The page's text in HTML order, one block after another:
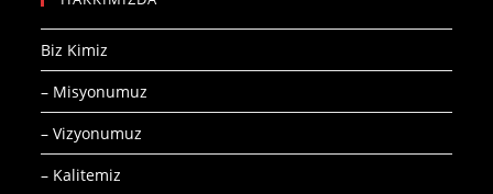
Biz Kimiz
– Misyonumuz
– Vizyonumuz
– Kalitemiz